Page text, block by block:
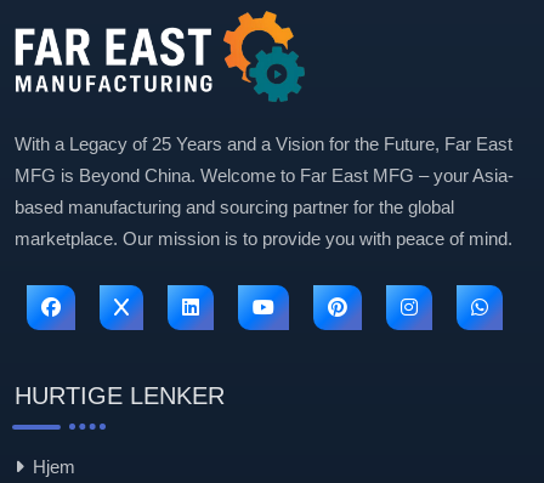
With a Legacy of 25 Years and a Vision for the Future, Far East
MFG is Beyond China. Welcome to Far East MFG – your Asia-
based manufacturing and sourcing partner for the global
marketplace. Our mission is to provide you with peace of mind.
HURTIGE LENKER
Hjem